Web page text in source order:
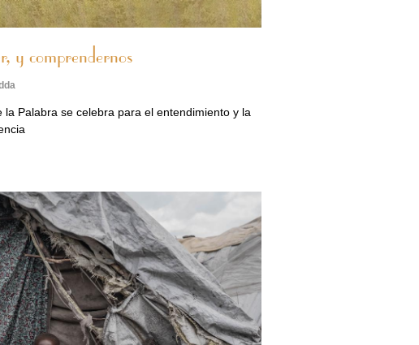
y comprendernos
la Palabra se celebra para el entendimiento y la